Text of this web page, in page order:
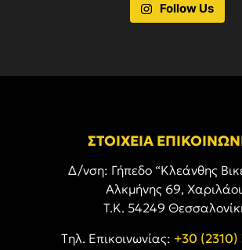
Follow Us
ΣΤΟΙΧΕΙΑ
Δ/νση: Γήπεδο “Κλεάνθης
Αλκμήνης 69,
Τ.Κ. 54249
Tηλ. Επικοινωνίας: +30